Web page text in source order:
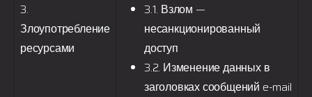
3.
Злоупотребление
ресурсами
3.1. Взлом —
несанкционированный
доступ
3.2. Изменение данных в
заголовках сообщений e-mail